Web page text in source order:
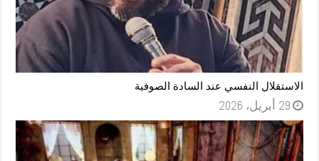
الاستقلال النفسي عند السادة الصوفية
29 أبريل، 2026